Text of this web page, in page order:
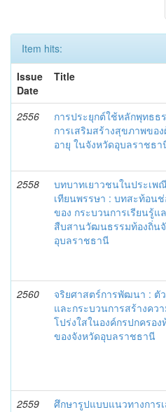
Item hits:
Issue
Date
Title
2556
การประยุกต์ใช้หลักพุทธธ
การเสริมสร้างสุขภาพของ
อายุ ในจังหวัดอุบลราชธา
2558
บทบาทเยาวชนในประเพ
เทียนพรรษา : บทสะท้อนช่
ของ กระบวนการเรียนรู้แ
สืบสานวัฒนธรรมท้องถิ่น
อุบลราชธานี
2560
จริยศาสตร์การพัฒนา : ตั
และกระบวนการสร้างคว
โปร่งใสในองค์กรปกครอง
ของจังหวัดอุบลราชธานี
2559
ศึกษารูปแบบแนวทางการ